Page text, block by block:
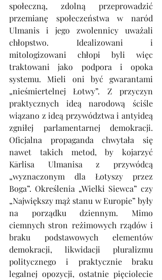
społeczną, zdolną przeprowadzić
przemianę społeczeństwa w naród
Ulmanis i jego zwolennicy uważali
chłopstwo. Idealizowani i
mitologizowani chłopi byli więc
traktowani jako podpora i opoka
systemu. Mieli oni być gwarantami
„nieśmiertelnej Łotwy”. Z przyczyn
praktycznych ideą narodową ściśle
wiązano z ideą przywództwa i antyideą
zgniłej parlamentarnej demokracji.
Oficjalna propaganda chwytała się
nawet takich metod, by kojarzyć
Kārlisa Ulmanisa z przywódcą
„wyznaczonym dla Łotyszy przez
Boga”. Określenia „Wielki Siewca” czy
„Największy mąż stanu w Europie” były
na porządku dziennym. Mimo
ciemnych stron reżimowych rządów i
braku podstawowych elementów
demokracji, likwidacji pluralizmu
politycznego i praktycznie braku
legalnej opozycji, ostatnie pięciolecie